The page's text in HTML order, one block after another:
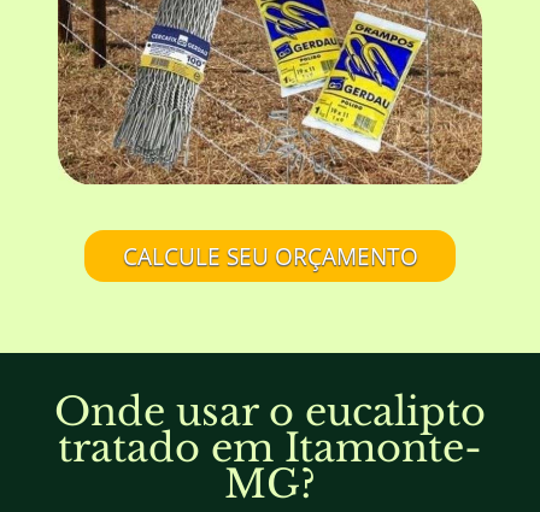
CALCULE SEU ORÇAMENTO
Onde usar o eucalipto
tratado em Itamonte-
MG?